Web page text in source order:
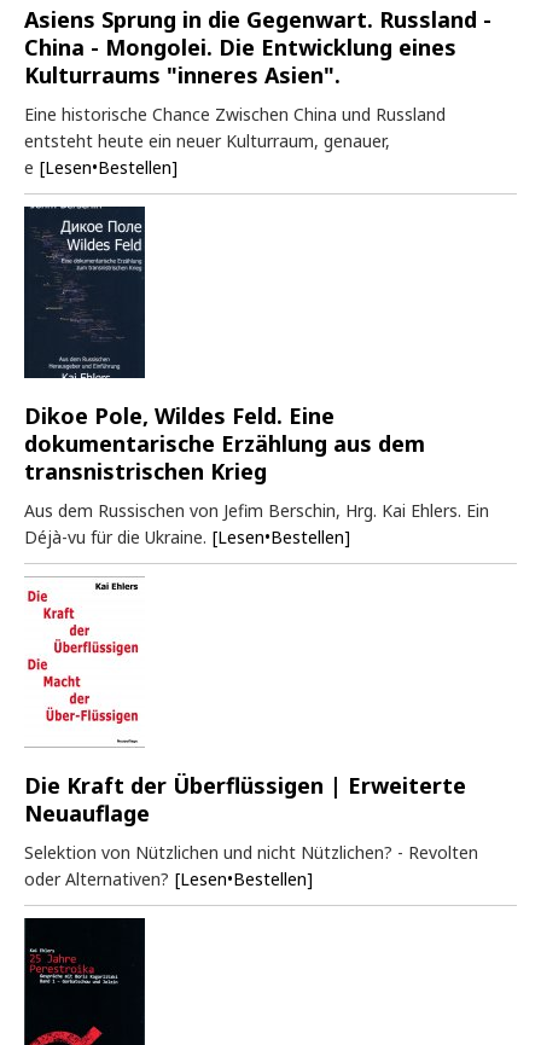
Asiens Sprung in die Gegenwart. Russland -
China - Mongolei. Die Entwicklung eines
Kulturraums "inneres Asien".
Eine historische Chance Zwischen China und Russland
entsteht heute ein neuer Kulturraum, genauer,
e [Lesen•Bestellen]
Dikoe Pole, Wildes Feld. Eine
dokumentarische Erzählung aus dem
transnistrischen Krieg
Aus dem Russischen von Jefim Berschin, Hrg. Kai Ehlers. Ein
Déjà-vu für die Ukraine. [Lesen•Bestellen]
Die Kraft der Überflüssigen | Erweiterte
Neuauflage
Selektion von Nützlichen und nicht Nützlichen? - Revolten
oder Alternativen? [Lesen•Bestellen]